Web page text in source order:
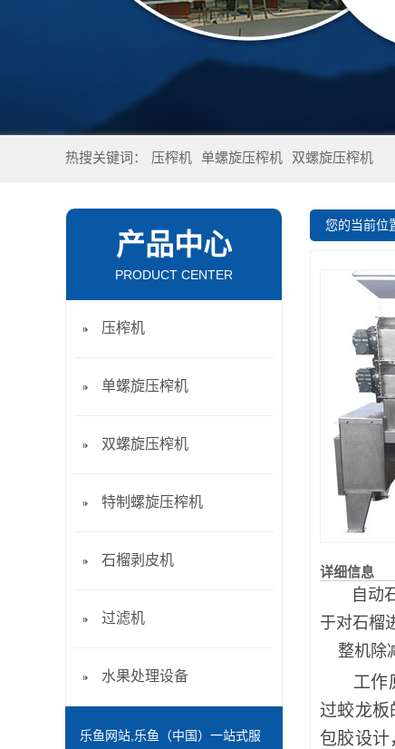
热搜关键词： 压榨机 单螺旋压榨机 双螺旋压榨机
您的当前位
详细信息
自动
于对石榴
整机除
工作
过蛟龙
包胶设计
产品中心
PRODUCT CENTER
压榨机
单螺旋压榨机
双螺旋压榨机
特制螺旋压榨机
石榴剥皮机
过滤机
水果处理设备
乐鱼网站,乐鱼（中国）一站式服